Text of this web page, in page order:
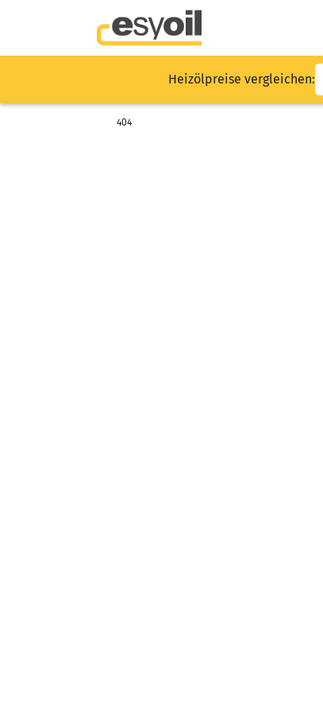
Heizölpreise vergleichen:
404